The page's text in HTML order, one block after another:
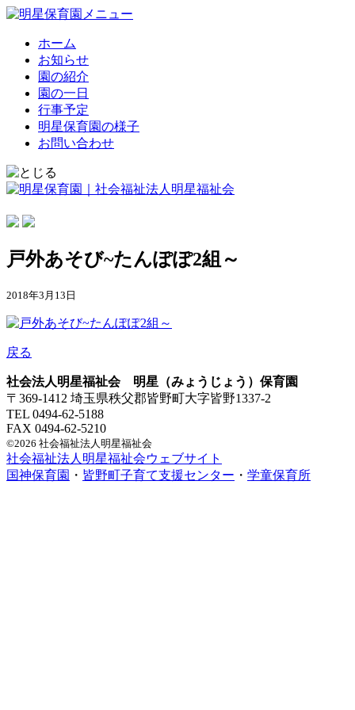
ホーム
お知らせ
園の紹介
園の一日
行事予定
明星保育園の様子
お問い合わせ
戸外あそび~たんぽぽ2組～
2018年3月13日
戻る
社会法人明星福祉会 明星（みょうじょう）保育園
〒369-1412 埼玉県秩父郡皆野町大字皆野1337-2
TEL 0494-62-5188
FAX 0494-62-5210
©2026 社会福祉法人明星福祉会
社会福祉法人明星福祉会ウェブサイト
国神保育園 ・ 皆野町子育て支援センター ・ 学童保育所